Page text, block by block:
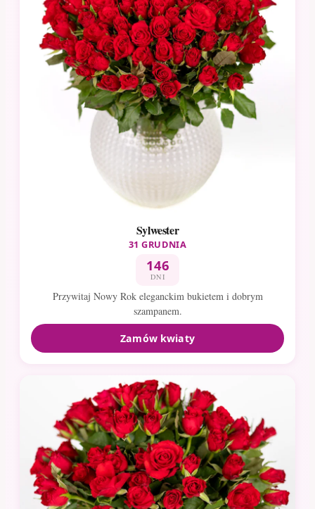
Sylwester
31 GRUDNIA
146
DNI
Przywitaj Nowy Rok eleganckim bukietem i dobrym
szampanem.
Zamów kwiaty